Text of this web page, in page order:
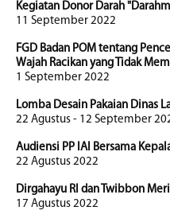
Kegiatan Donor Darah
11 September 2022
FGD Badan POM tentang
Wajah Racikan yang Tidak
1 September 2022
Lomba Desain Pakaian Dinas
22 Agustus - 12 September
Audiensi PP IAI Bersama
22 Agustus 2022
Dirgahayu RI dan Twibbon
17 Agustus 2022